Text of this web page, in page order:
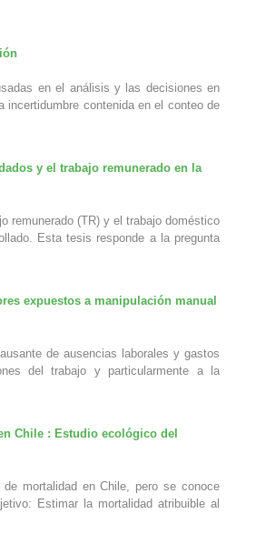
en el análisis y las decisiones en
incertidumbre contenida en el conteo de
y el trabajo remunerado en la
remunerado (TR) y el trabajo doméstico
Esta tesis responde a la pregunta
expuestos a manipulación manual
de ausencias laborales y gastos
del trabajo y particularmente a la
Chile : Estudio ecológico del
mortalidad en Chile, pero se conoce
Estimar la mortalidad atribuible al